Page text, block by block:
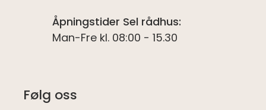
Åpningstider Sel rådhus:
Man-Fre kl. 08:00 - 15.30
Følg oss